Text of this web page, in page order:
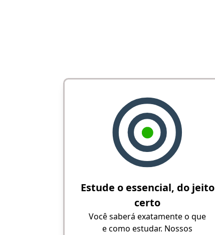
Estude o essencial, do jeito
certo
Você saberá exatamente o que
e como estudar. Nossos